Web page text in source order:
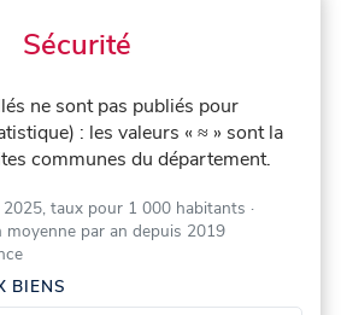
Sécurité
ne sont pas publiés pour
: les valeurs « ≈ » sont la
communes du département.
taux pour 1 000 habitants ·
moyenne par an depuis 2019
BIENS